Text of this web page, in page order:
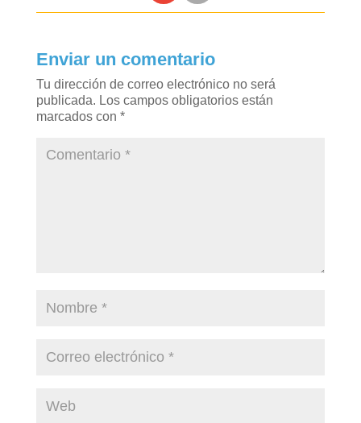
Enviar un comentario
Tu dirección de correo electrónico no será
publicada. Los campos obligatorios están
marcados con *